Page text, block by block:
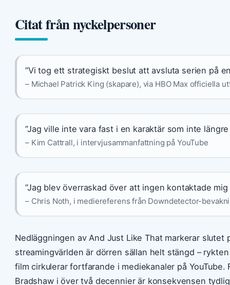
Citat från nyckelpersoner
”Vi tog ett strategiskt beslut att avsluta serien på
– Michael Patrick King (skapare), via HBO Max officiella
”Jag ville inte vara fast i en karaktär som inte
– Kim Cattrall, i intervjusammanfattning på YouTube
”Jag blev överraskad över att ingen kontaktade mig
– Chris Noth, i mediereferens från Downdetector-
Nedläggningen av And Just Like That markerar
streamingvärlden är dörren sällan helt stängd –
film cirkulerar fortfarande i mediekanaler på
Bradshaw i över två decennier är konsekvensen